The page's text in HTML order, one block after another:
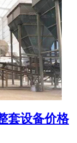
套设备价格